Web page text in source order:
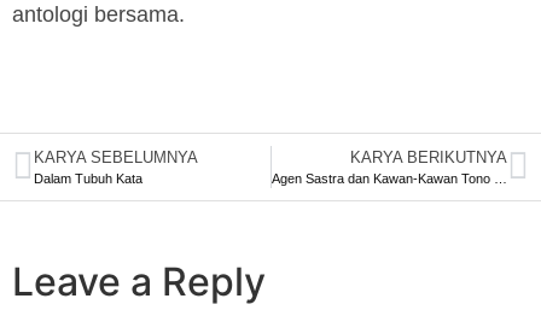
antologi bersama.
KARYA SEBELUMNYA
Dalam Tubuh Kata
KARYA BERIKUTNYA
Leave a Reply